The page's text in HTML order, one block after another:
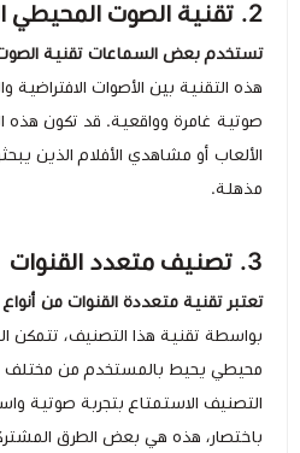
2. تقنية الصوت المحيطي المختلط
تستخدم بعض السماعات تقنية الصوت
هذه التقنية بين الأصوات الافتراضية
صوتية غامرة وواقعية. قد تكون هذه
الألعاب أو مشاهدي الأفلام الذين
مذهلة.
3. تصنيف متعدد القنوات
تعتبر تقنية متعددة القنوات من
بواسطة تقنية هذا التصنيف، تتمكن
محيطي يحيط بالمستخدم من مختلف
التصنيف الاستمتاع بتجربة صوتية
باختصار، هذه هي بعض الطرق